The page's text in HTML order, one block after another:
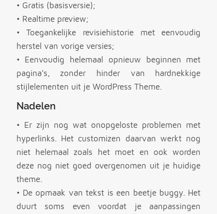
• Gratis (basisversie);
• Realtime preview;
• Toegankelijke revisiehistorie met eenvoudig
herstel van vorige versies;
• Eenvoudig helemaal opnieuw beginnen met
pagina’s, zonder hinder van hardnekkige
stijlelementen uit je WordPress Theme.
Nadelen
• Er zijn nog wat onopgeloste problemen met
hyperlinks. Het customizen daarvan werkt nog
niet helemaal zoals het moet en ook worden
deze nog niet goed overgenomen uit je huidige
theme.
• De opmaak van tekst is een beetje buggy. Het
duurt soms even voordat je aanpassingen